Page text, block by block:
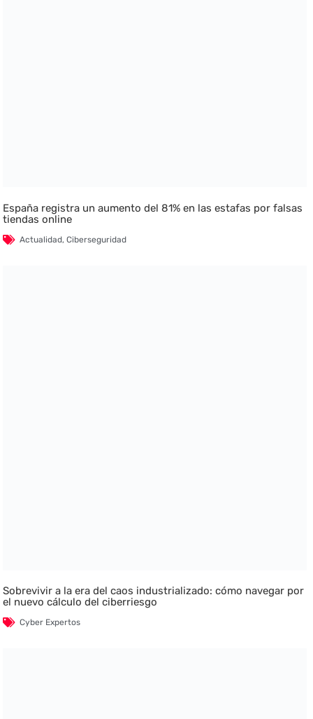
España registra un aumento del 81% en las estafas por falsas
tiendas online
Actualidad,Ciberseguridad
Sobrevivir a la era del caos industrializado: cómo navegar por
el nuevo cálculo del ciberriesgo
Cyber Expertos